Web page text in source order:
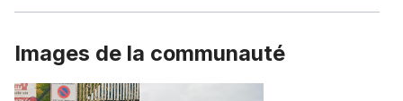
Images de la communauté